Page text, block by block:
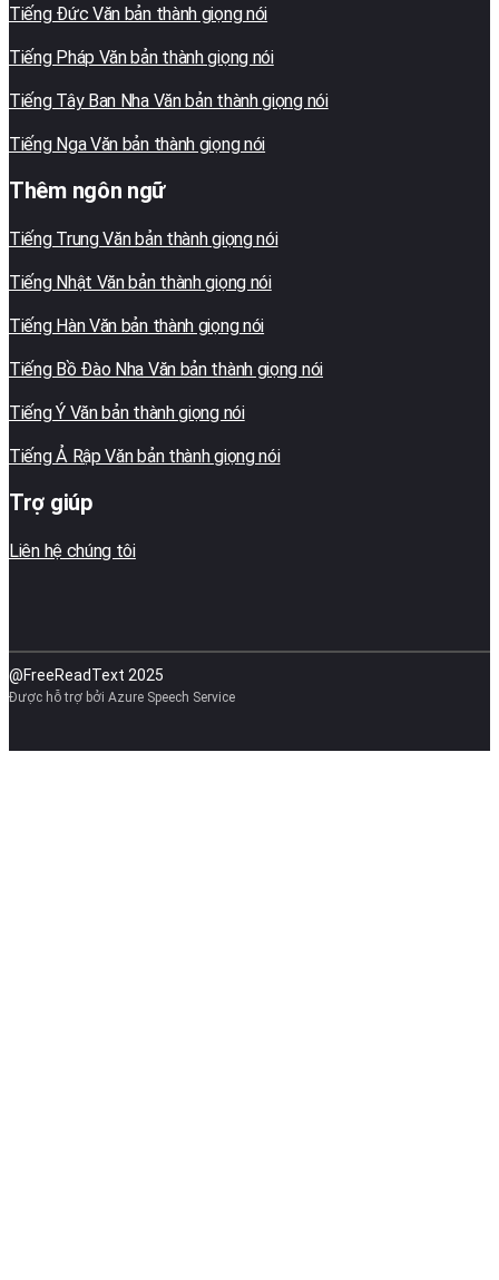
Tiếng Đức Văn bản thành giọng nói
Tiếng Pháp Văn bản thành giọng nói
Tiếng Tây Ban Nha Văn bản thành giọng nói
Tiếng Nga Văn bản thành giọng nói
Thêm ngôn ngữ
Tiếng Trung Văn bản thành giọng nói
Tiếng Nhật Văn bản thành giọng nói
Tiếng Hàn Văn bản thành giọng nói
Tiếng Bồ Đào Nha Văn bản thành giọng nói
Tiếng Ý Văn bản thành giọng nói
Tiếng Ả Rập Văn bản thành giọng nói
Trợ giúp
Liên hệ chúng tôi
@FreeReadText 2025
Được hỗ trợ bởi Azure Speech Service